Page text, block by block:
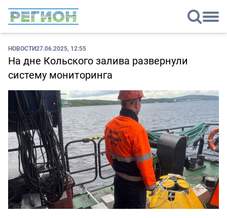
НОВОСТИ27.06.2025, 12:55
На дне Кольского залива развернули
систему мониторинга